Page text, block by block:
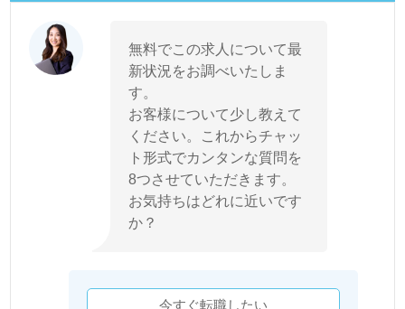
無料でこの求人について最
新状況をお調べいたしま
す。
お客様について少し教えて
ください。これからチャッ
ト形式でカンタンな質問を
8つさせていただきます。
お気持ちはどれに近いです
か？
今すぐ転職したい